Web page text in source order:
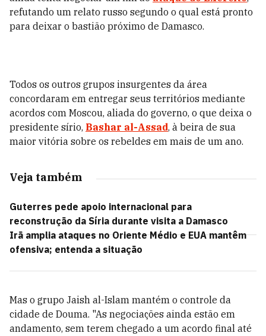
refutando um relato russo segundo o qual está pronto
para deixar o bastião próximo de Damasco.
Todos os outros grupos insurgentes da área
concordaram em entregar seus territórios mediante
acordos com Moscou, aliada do governo, o que deixa o
presidente sírio, Bashar al-Assad, à beira de sua
maior vitória sobre os rebeldes em mais de um ano.
Veja também
Guterres pede apoio internacional para
reconstrução da Síria durante visita a Damasco
Irã amplia ataques no Oriente Médio e EUA mantêm
ofensiva; entenda a situação
Mas o grupo Jaish al-Islam mantém o controle da
cidade de Douma. "As negociações ainda estão em
andamento, sem terem chegado a um acordo final até